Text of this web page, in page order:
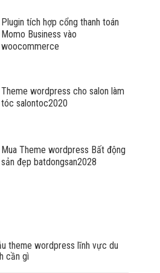
Plugin tích hợp cổng thanh toán
Momo Business vào
woocommerce
Theme wordpress cho salon làm
tóc salontoc2020
Mua Theme wordpress Bất động
sản đẹp batdongsan2028
theme wordpress lĩnh vực du
cần gì